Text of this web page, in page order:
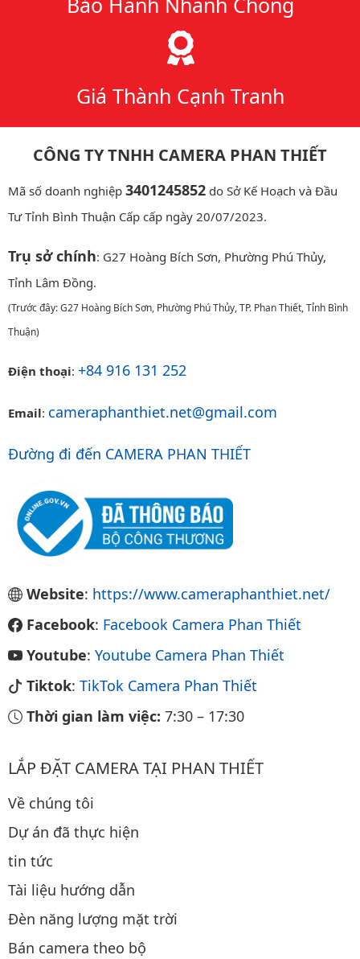
Giá Thành Cạnh Tranh
CÔNG TY TNHH CAMERA PHAN THIẾT
Mã số doanh nghiệp 3401245852 do Sở Kế Hoạch và Đầu
Tư Tỉnh Bình Thuận Cấp cấp ngày 20/07/2023.
Trụ sở chính: G27 Hoàng Bích Sơn, Phường Phú Thủy,
Tỉnh Lâm Đồng.
(Trước đây: G27 Hoàng Bích Sơn, Phường Phú Thủy, TP. Phan Thiết, Tỉnh Bình
Thuận)
Điện thoại: +84 916 131 252
Email: cameraphanthiet.net@gmail.com
Đường đi đến CAMERA PHAN THIẾT
Website: https://www.cameraphanthiet.net/
Facebook: Facebook Camera Phan Thiết
Youtube: Youtube Camera Phan Thiết
Tiktok: TikTok Camera Phan Thiết
Thời gian làm việc: 7:30 – 17:30
LẮP ĐẶT CAMERA TẠI PHAN THIẾT
Về chúng tôi
Dự án đã thực hiện
tin tức
Tài liệu hướng dẫn
Đèn năng lượng mặt trời
Bán camera theo bộ